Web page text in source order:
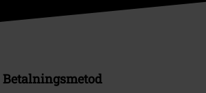
Betalningsmetod